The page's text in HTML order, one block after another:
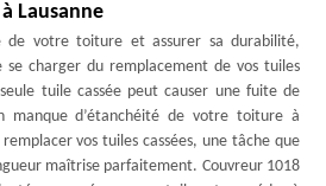
Lausanne
de votre toiture et assurer sa durabilité,
se charger du remplacement de vos tuiles
tuile cassée peut causer une fuite de
d’étanchéité de votre toiture à
vos tuiles cassées, une tâche que
maîtrise parfaitement. Couvreur 1018